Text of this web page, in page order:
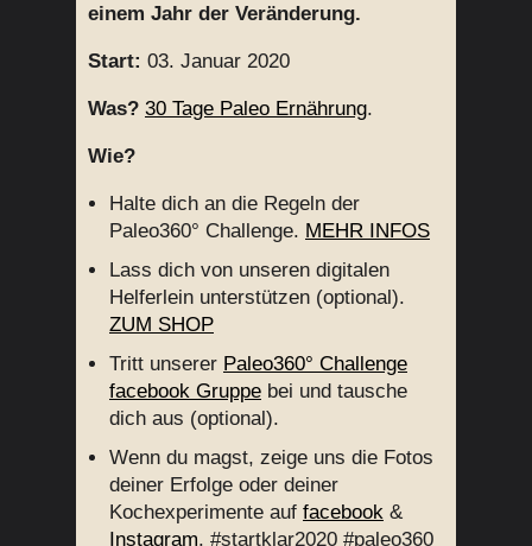
einem Jahr der Veränderung.
Start: 03. Januar 2020
Was? 30 Tage Paleo Ernährung.
Wie?
Halte dich an die Regeln der
Paleo360° Challenge. MEHR INFOS
Lass dich von unseren digitalen
Helferlein unterstützen (optional).
ZUM SHOP
Tritt unserer Paleo360° Challenge
facebook Gruppe bei und tausche
dich aus (optional).
Wenn du magst, zeige uns die Fotos
deiner Erfolge oder deiner
Kochexperimente auf facebook &
Instagram. #startklar2020 #paleo360